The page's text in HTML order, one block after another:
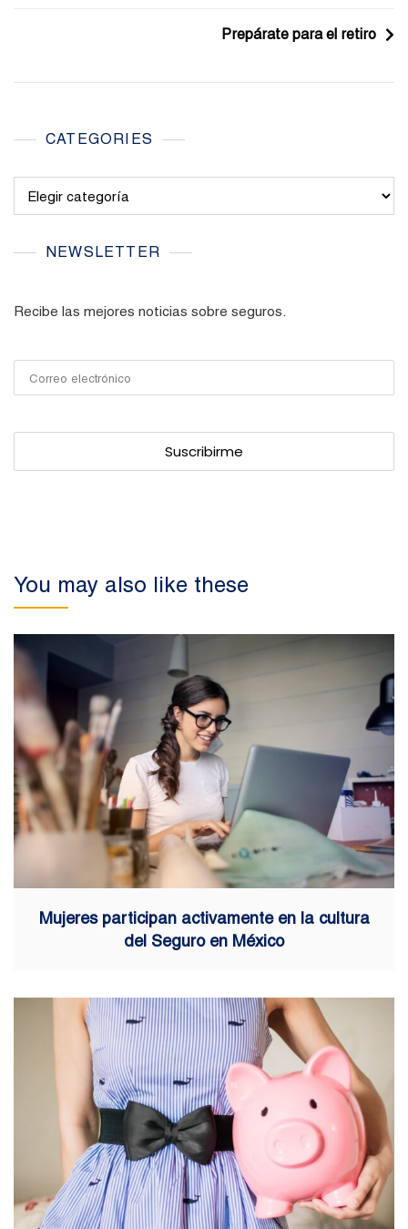
Prepárate para el retiro
CATEGORIES
NEWSLETTER
Recibe las mejores noticias sobre seguros.
You may also like these
Mujeres participan activamente en la cultura
del Seguro en México